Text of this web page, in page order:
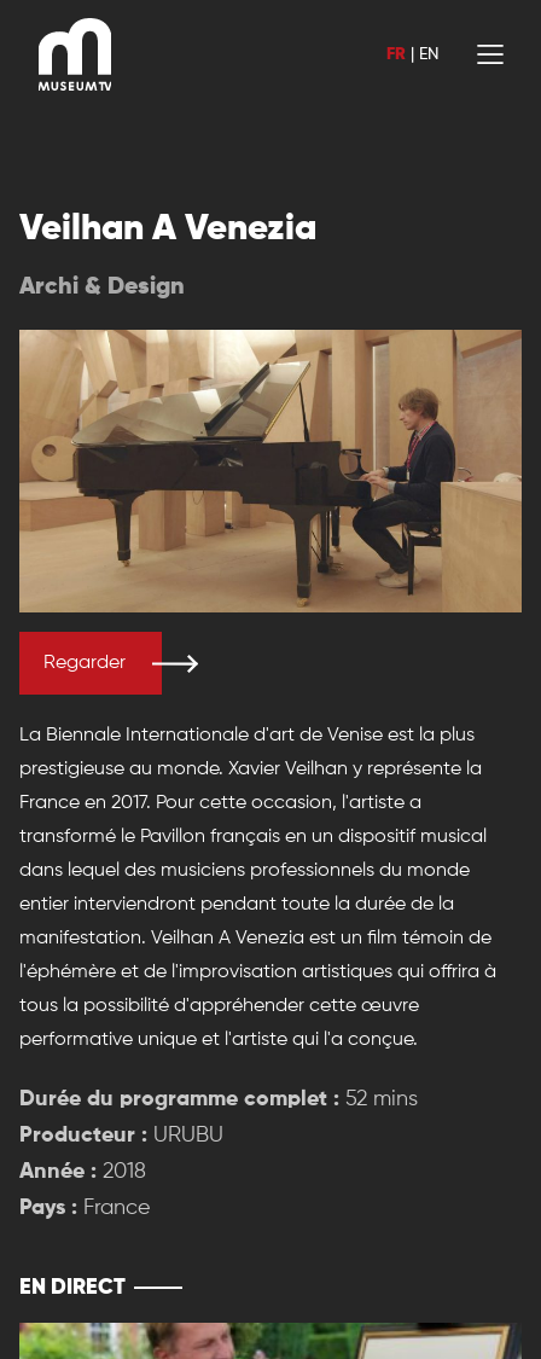
contenu
FR EN
Veilhan A Venezia
Archi & Design
Regarder
La Biennale Internationale d'art de Venise est la plus
prestigieuse au monde. Xavier Veilhan y représente la
France en 2017. Pour cette occasion, l'artiste a
transformé le Pavillon français en un dispositif musical
dans lequel des musiciens professionnels du monde
entier interviendront pendant toute la durée de la
manifestation. Veilhan A Venezia est un film témoin de
l'éphémère et de l'improvisation artistiques qui offrira à
tous la possibilité d'appréhender cette œuvre
performative unique et l'artiste qui l'a conçue.
Durée du programme complet : 52 mins
Producteur : URUBU
Année : 2018
Pays : France
EN DIRECT